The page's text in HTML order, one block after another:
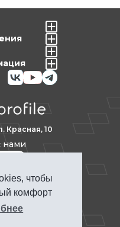
чтобы
комфорт
Красная, 10
нами
сайта